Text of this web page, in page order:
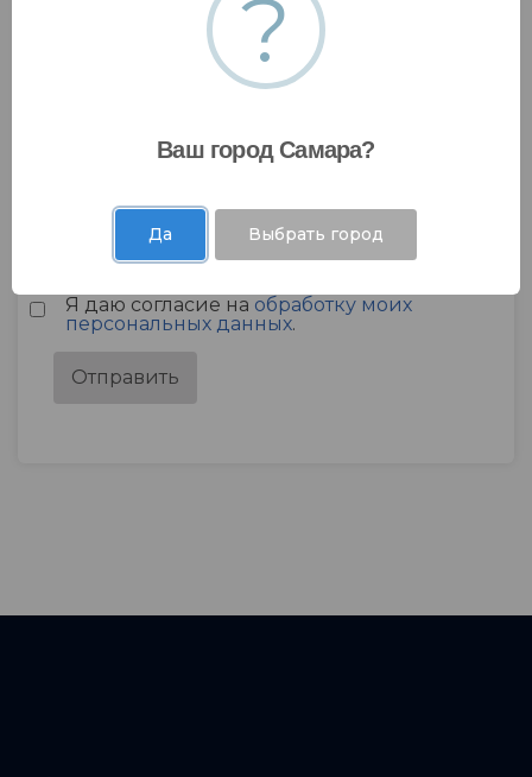
Я даю согласие на обработку моих
персональных данных.
?
Ваш город Самара?
Да Выбрать город